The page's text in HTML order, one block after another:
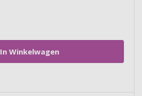
In Winkelwagen